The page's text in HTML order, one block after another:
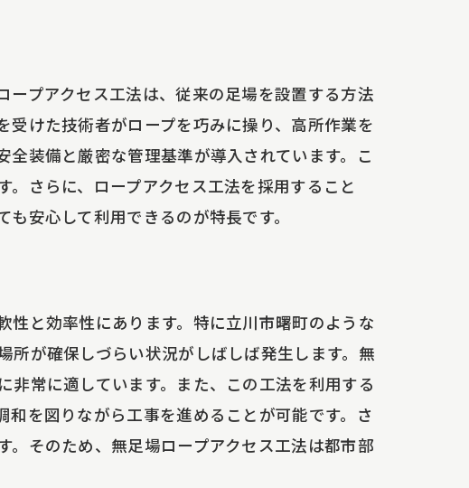
への配慮
減
クセス工法とは
適用例
プアクセス工法は、従来の足場を設置する方法
けた技術者がロープを巧みに操り、高所作業を
装備と厳密な管理基準が導入されています。こ
さらに、ロープアクセス工法を採用すること
安心して利用できるのが特長です。
と効率性にあります。特に立川市曙町のような
が確保しづらい状況がしばしば発生します。無
常に適しています。また、この工法を利用する
を図りながら工事を進めることが可能です。さ
そのため、無足場ロープアクセス工法は都市部